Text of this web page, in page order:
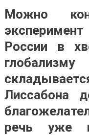
Можно
России в
Лиссабона
речь уже